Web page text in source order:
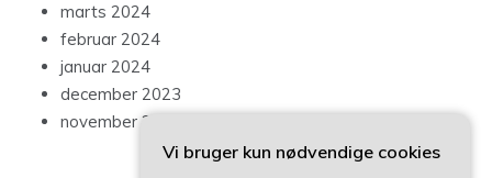
marts 2024
februar 2024
januar 2024
december 2023
november 2023
Vi bruger kun nødvendige cookies